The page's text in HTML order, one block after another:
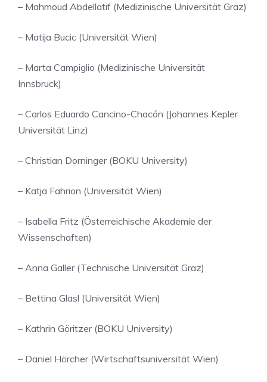
– Mahmoud Abdellatif (Medizinische Universität Graz)
– Matija Bucic (Universität Wien)
– Marta Campiglio (Medizinische Universität
Innsbruck)
– Carlos Eduardo Cancino-Chacón (Johannes Kepler
Universität Linz)
– Christian Dorninger (BOKU University)
– Katja Fahrion (Universität Wien)
– Isabella Fritz (Österreichische Akademie der
Wissenschaften)
– Anna Galler (Technische Universität Graz)
– Bettina Glasl (Universität Wien)
– Kathrin Göritzer (BOKU University)
– Daniel Hörcher (Wirtschaftsuniversität Wien)